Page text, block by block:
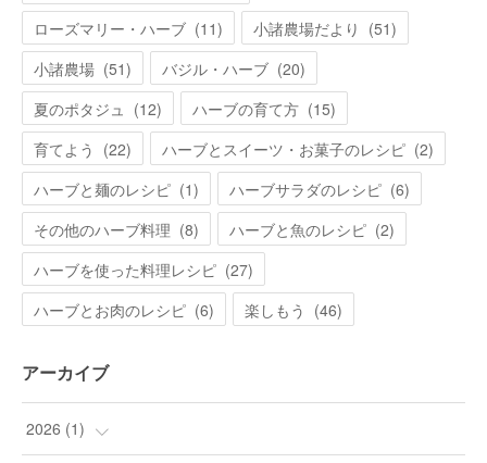
ローズマリー・ハーブ (11) 小諸農場だより (51)
小諸農場 (51) バジル・ハーブ (20)
夏のポタジュ
(12) ハーブの育て方 (15)
育てよう (22) ハーブとスイーツ・お菓子のレシピ (2)
ハーブと麺のレシピ (1) ハーブサラダのレシピ (6)
その他のハーブ料理 (8) ハーブと魚のレシピ (2)
ハーブを使った料理レシピ (27)
ハーブとお肉のレシピ (6) 楽しもう (46)
アーカイブ
2026 (1)